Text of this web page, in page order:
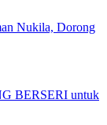
Nukila, Dorong
BERSERI untuk